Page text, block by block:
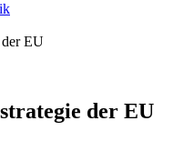
EU
der EU